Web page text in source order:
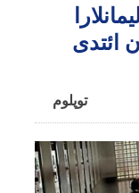
ائتدی
توپلوم